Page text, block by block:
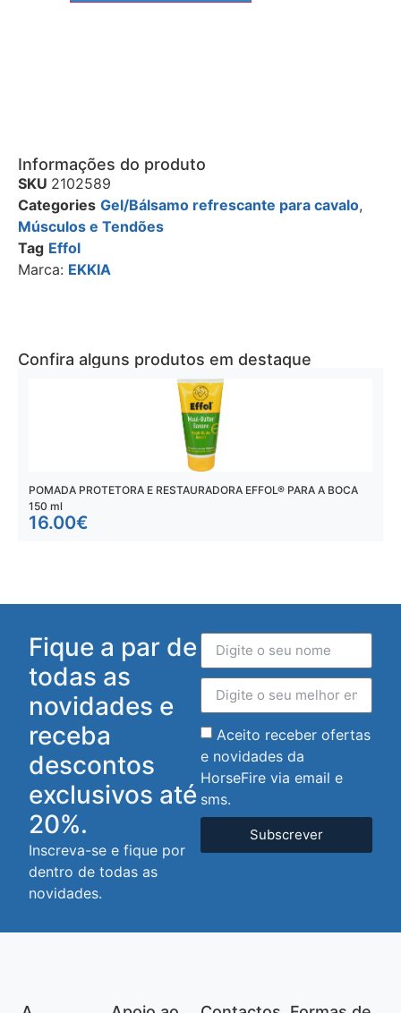
Informações do produto
SKU 2102589
Categories Gel/Bálsamo refrescante para cavalo,
Músculos e Tendões
Tag Effol
Marca: EKKIA
Confira alguns produtos em destaque
POMADA PROTETORA E RESTAURADORA EFFOL® PARA A BOCA
150 ml
16.00€
Fique a par de
todas as
novidades e
receba
descontos
exclusivos até
20%.
Inscreva-se e fique por
dentro de todas as
novidades.
Aceito receber ofertas
e novidades da
HorseFire via email e
sms.
Subscrever